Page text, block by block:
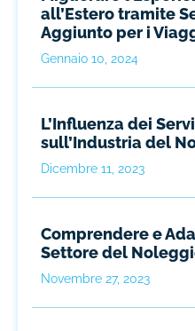
all’Estero tramite
Aggiunto per i
Gennaio 10, 2024
L’Influenza dei
sull’Industria del
Dicembre 11, 2023
Comprendere e
Settore del
Novembre 27, 2023